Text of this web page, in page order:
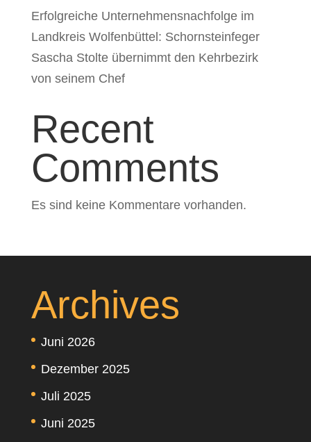
Erfolgreiche Unternehmensnachfolge im
Landkreis Wolfenbüttel: Schornsteinfeger
Sascha Stolte übernimmt den Kehrbezirk
von seinem Chef
Recent
Comments
Es sind keine Kommentare vorhanden.
Archives
Juni 2026
Dezember 2025
Juli 2025
Juni 2025